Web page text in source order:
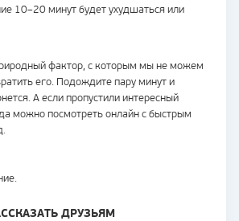
10–20 минут будет ухудшаться или
фактор, с которым мы не можем
его. Подождите пару минут и
А если пропустили интересный
можно посмотреть онлайн с быстрым
ДРУЗЬЯМ